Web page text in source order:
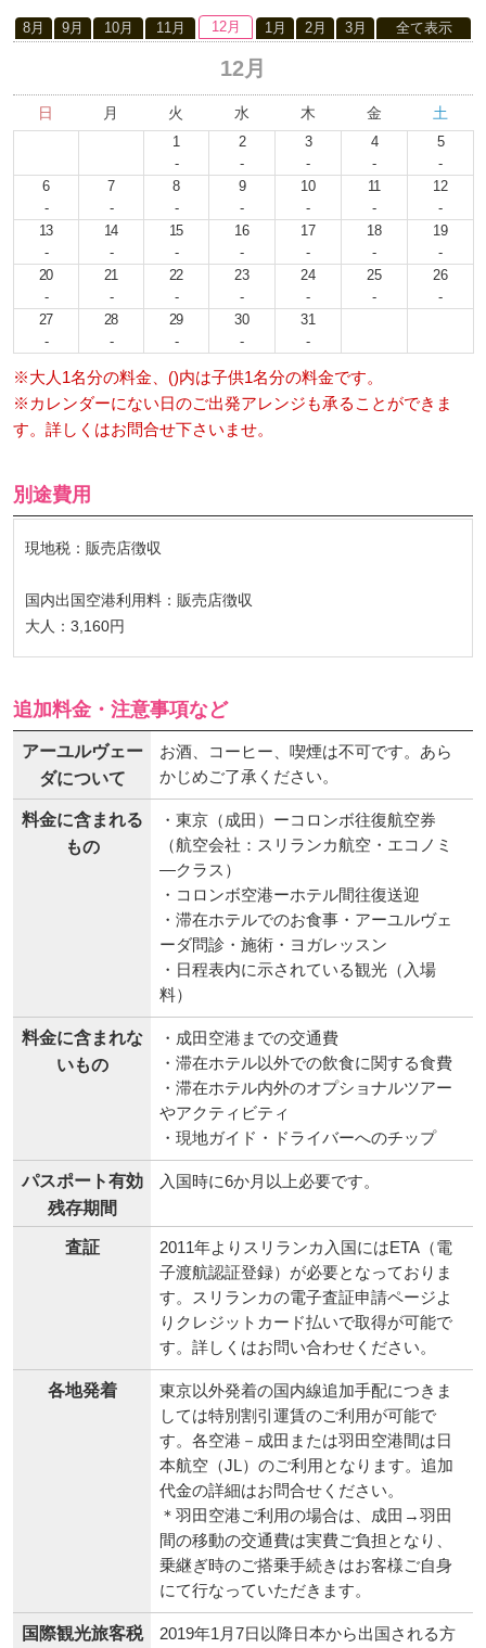
8月 9月 10月 11月 12月 1月 2月 3月 全て表示
12月
日 月 火 水 木 金 土
1
-
2
-
3
-
4
-
5
-
6
-
7
-
8
-
9
-
10
-
11
-
12
-
13
-
14
-
15
-
16
-
17
-
18
-
19
-
20
-
21
-
22
-
23
-
24
-
25
-
26
-
27
-
28
-
29
-
30
-
31
-
※大人1名分の料金、()内は子供1名分の料金です。
※カレンダーにない日のご出発アレンジも承ることができま
す。詳しくはお問合せ下さいませ。
別途費用
現地税：販売店徴収
国内出国空港利用料：販売店徴収
大人：3,160円
追加料金・注意事項など
アーユルヴェー
ダについて
お酒、コーヒー、喫煙は不可です。あら
かじめご了承ください。
料金に含まれる
もの
・東京（成田）ーコロンボ往復航空券
（航空会社：スリランカ航空・エコノミ
―クラス）
・コロンボ空港ーホテル間往復送迎
・滞在ホテルでのお食事・アーユルヴェ
ーダ問診・施術・ヨガレッスン
・日程表内に示されている観光（入場
料）
料金に含まれな
いもの
・成田空港までの交通費
・滞在ホテル以外での飲食に関する食費
・滞在ホテル内外のオプショナルツアー
やアクティビティ
・現地ガイド・ドライバーへのチップ
パスポート有効
残存期間
入国時に6か月以上必要です。
査証
2011年よりスリランカ入国にはETA（電
子渡航認証登録）が必要となっておりま
す。スリランカの電子査証申請ページよ
りクレジットカード払いで取得が可能で
す。詳しくはお問い合わせください。
各地発着
東京以外発着の国内線追加手配につきま
しては特別割引運賃のご利用が可能で
す。各空港－成田または羽田空港間は日
本航空（JL）のご利用となります。追加
代金の詳細はお問合せください。
＊羽田空港ご利用の場合は、成田→羽田
間の移動の交通費は実費ご負担となり、
乗継ぎ時のご搭乗手続きはお客様ご自身
にて行なっていただきます。
国際観光旅客税
2019年1月7日以降日本から出国される方